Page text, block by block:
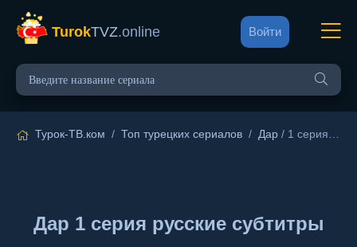
TurokTVZ.online Войти
Турок-ТВ.ком / Топ турецких сериалов / Дар / 1 серия русские субтитры
Дар 1 серия русские субтитры